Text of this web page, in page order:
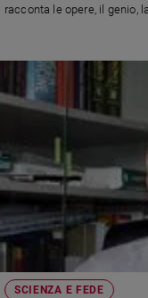
racconta le opere, il genio,
SCIENZA E FEDE